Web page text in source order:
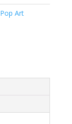
Pop Art